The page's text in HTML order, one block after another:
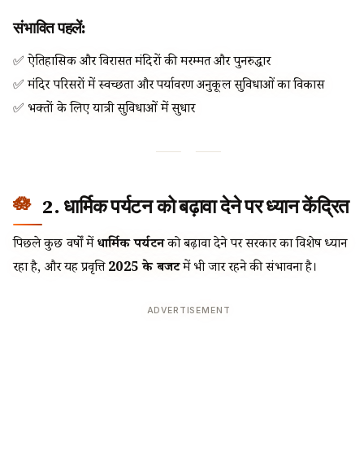
संभावित पहलें:
✅ ऐतिहासिक और विरासत मंदिरों की मरम्मत और पुनरुद्धार
✅ मंदिर परिसरों में स्वच्छता और पर्यावरण अनुकूल सुविधाओं का विकास
✅ भक्तों के लिए यात्री सुविधाओं में सुधार
2. धार्मिक पर्यटन को बढ़ावा देने पर ध्यान केंद्रित
पिछले कुछ वर्षों मेंधार्मिक पर्यटनको बढ़ावा देने पर सरकार का विशेष ध्यान
रहा है, और यह प्रवृत्ति2025 के बजटमें भी जारी रहने की संभावना है।
ADVERTISEMENT